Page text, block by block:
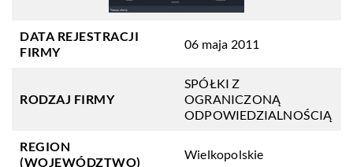
DATA REJESTRACJI
FIRMY
06 maja 2011
RODZAJ FIRMY
SPÓŁKI Z
OGRANICZONĄ
ODPOWIEDZIALNOŚCIĄ
REGION
(WOJEWÓDZTWO)
Wielkopolskie